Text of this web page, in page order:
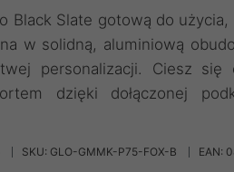
Black Slate gotową do
w solidną, aluminiową
personalizacji. Ciesz się
dzięki dołączonej
SKU: GLO-GMMK-P75-FOX-B EAN: